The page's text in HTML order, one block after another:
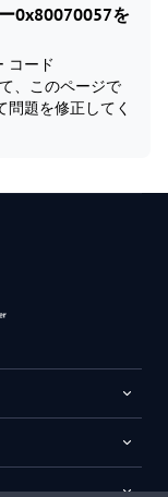
0x80070057を
コード
、このページで
題を修正してく